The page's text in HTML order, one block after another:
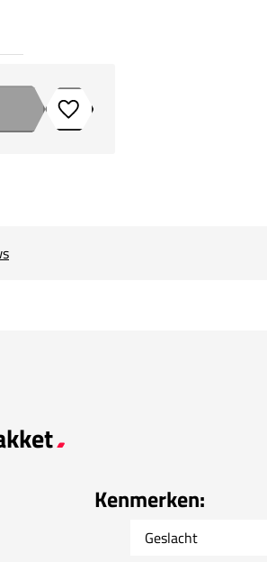
Toevoegen aan verlanglijstje
Kenmerken:
Geslacht